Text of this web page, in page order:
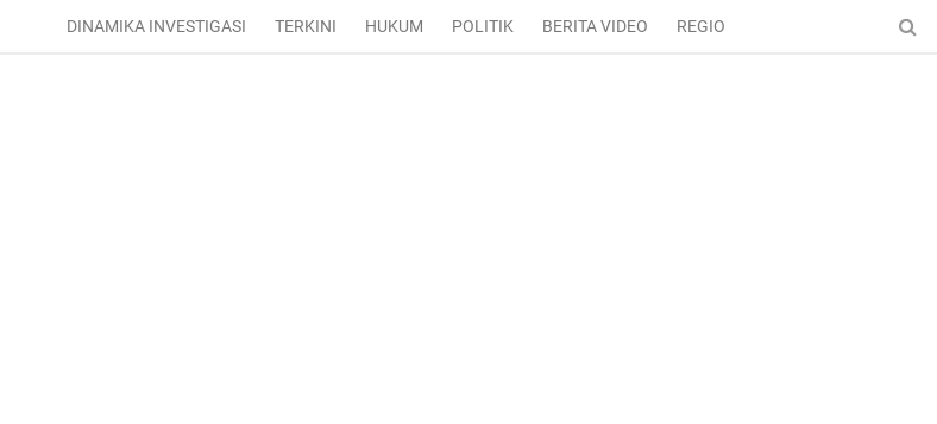
DINAMIKA INVESTIGASI TERKINI HUKUM POLITIK BERITA VIDEO REGIONAL ENTERTAINMENT